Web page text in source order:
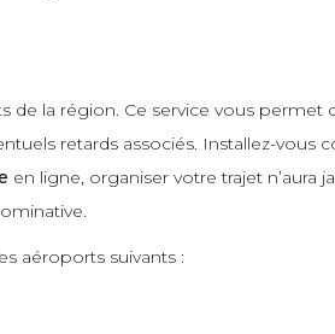
la région. Ce service vous permet
retards associés. Installez-
en ligne, organiser votre trajet n’aura
aéroports suivants :